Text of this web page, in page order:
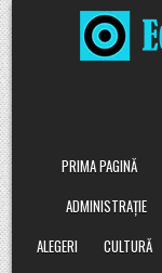
Skip
to
content
PRIMA PAGINĂ
ADMINISTRAȚIE
ALEGERI
CULTURĂ